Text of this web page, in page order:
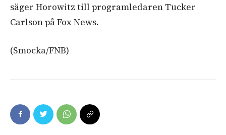
säger Horowitz till programledaren Tucker
Carlson på Fox News.
(Smocka/FNB)